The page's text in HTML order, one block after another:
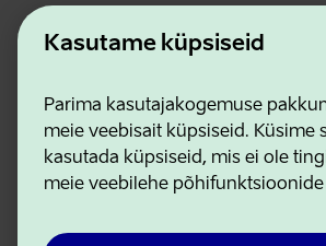
Kasutame küpsiseid
Parima kasutajakogemuse
meie veebisait küpsiseid. Küsime
kasutada küpsiseid, mis ei ole
meie veebilehe